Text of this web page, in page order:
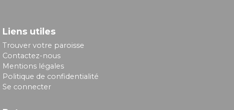
Liens utiles
Trouver votre paroisse
Contactez-nous
Mentions légales
Politique de confidentialité
Se connecter